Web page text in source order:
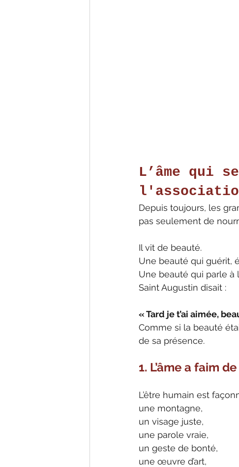
L’âme qui
Depuis toujours, les
pas seulement de
Il vit de beauté.
Une beauté qui guérit,
Une beauté qui parle à
Saint Augustin disait :
« Tard je t’ai aimée,
Comme si la beauté
de sa présence.
1. L’âme a faim
L’être humain est
une montagne,
un visage juste,
une parole vraie,
un geste de bonté,
une œuvre d’art,